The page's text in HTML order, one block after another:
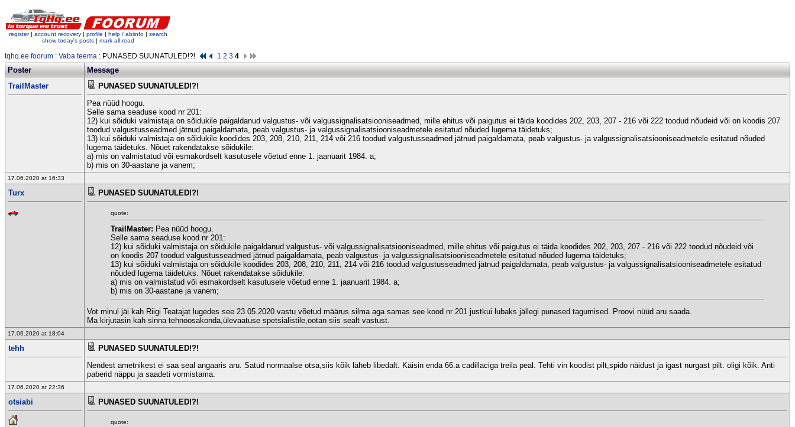
register| account recovery | profile | help / abiinfo | search
show today's posts | mark all read
tqhq.ee foorum : Vaba teema : PUNASED SUUNATULED!?! 1 2 3 4
Poster
Message
TrailMaster
PUNASED SUUNATULED!?!
Pea nüüd hoogu.
Selle sama seaduse kood nr 201:
12) kui sõiduki valmistaja on sõidukile paigaldanud valgustus- või valgussignalisatsiooniseadmed, mille ehitus või paigutus ei täida koodides 202, 203, 207 - 216 või 222 toodud nõudeid või on koodis 207
toodud valgustusseadmed jätnud paigaldamata, peab valgustus- ja valgussignalisatsiooniseadmetele esitatud nõuded lugema täidetuks;
13) kui sõiduki valmistaja on sõidukile koodides 203, 208, 210, 211, 214 või 216 toodud valgustusseadmed jätnud paigaldamata, peab valgustus- ja valgussignalisatsiooniseadmetele esitatud nõuded
lugema täidetuks. Nõuet rakendatakse sõidukile:
a) mis on valmistatud või esmakordselt kasutusele võetud enne 1. jaanuarit 1984. a;
b) mis on 30-aastane ja vanem;
17.06.2020 at 16:33
Turx PUNASED SUUNATULED!?!
quote:
TrailMaster: Pea nüüd hoogu.
Selle sama seaduse kood nr 201:
12) kui sõiduki valmistaja on sõidukile paigaldanud valgustus- või valgussignalisatsiooniseadmed, mille ehitus või paigutus ei täida koodides 202, 203, 207 - 216 või 222 toodud nõudeid või
on koodis 207 toodud valgustusseadmed jätnud paigaldamata, peab valgustus- ja valgussignalisatsiooniseadmetele esitatud nõuded lugema täidetuks;
13) kui sõiduki valmistaja on sõidukile koodides 203, 208, 210, 211, 214 või 216 toodud valgustusseadmed jätnud paigaldamata, peab valgustus- ja valgussignalisatsiooniseadmetele esitatud
nõuded lugema täidetuks. Nõuet rakendatakse sõidukile:
a) mis on valmistatud või esmakordselt kasutusele võetud enne 1. jaanuarit 1984. a;
b) mis on 30-aastane ja vanem;
Vot minul jäi kah Riigi Teatajat lugedes see 23.05.2020 vastu võetud määrus silma aga samas see kood nr 201 justkui lubaks jällegi punased tagumised. Proovi nüüd aru saada.
Ma kirjutasin kah sinna tehnoosakonda,ülevaatuse spetsialistile,ootan siis sealt vastust.
17.06.2020 at 18:04
tehh
PUNASED SUUNATULED!?!
Nendest ametnikest ei saa seal angaaris aru. Satud normaalse otsa,siis kõik läheb libedalt. Käisin enda 66.a cadillaciga treila peal. Tehti vin koodist pilt,spido näidust ja igast nurgast pilt. oligi kõik. Anti
paberid näppu ja saadeti vormistama.
17.06.2020 at 22:36
otsiabi PUNASED SUUNATULED!?!
quote: